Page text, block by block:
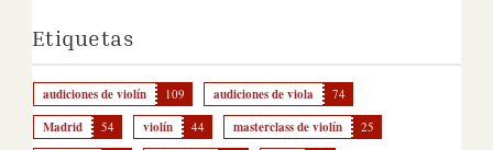
Etiquetas
audiciones de violín 109 audiciones de viola 74
Madrid 54 violín 44 masterclass de violín 25